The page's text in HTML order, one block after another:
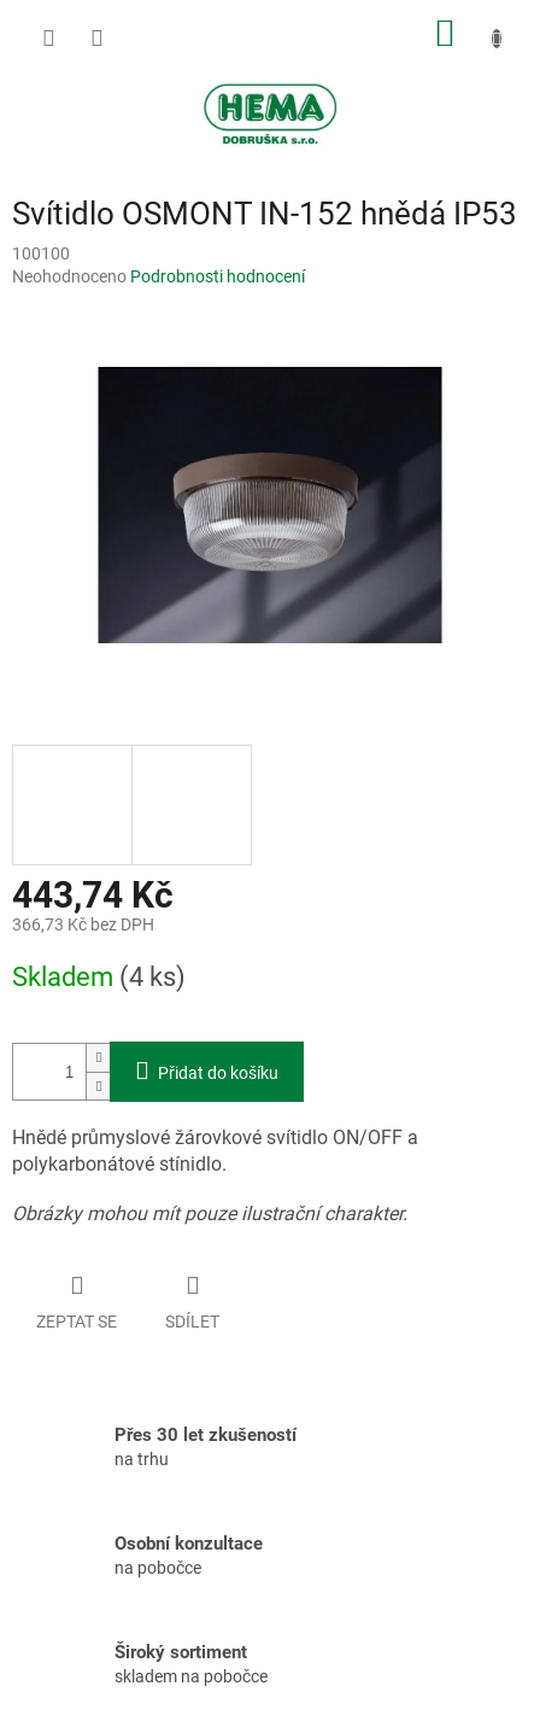
Svítidlo OSMONT IN-152 hnědá IP53
100100
Průměrné
Neohodnoceno Podrobnosti hodnocení
443,74 Kč
366,73 Kč bez DPH
cena:
Skladem (4 ks)
Přidat do košíku
Hnědé průmyslové žárovkové svítidlo ON/OFF a
polykarbonátové stínidlo.
Obrázky mohou mít pouze ilustrační charakter.
ZEPTAT SE SDÍLET
Přes 30 let zkušeností
na trhu
Osobní konzultace
na pobočce
Široký sortiment
skladem na pobočce